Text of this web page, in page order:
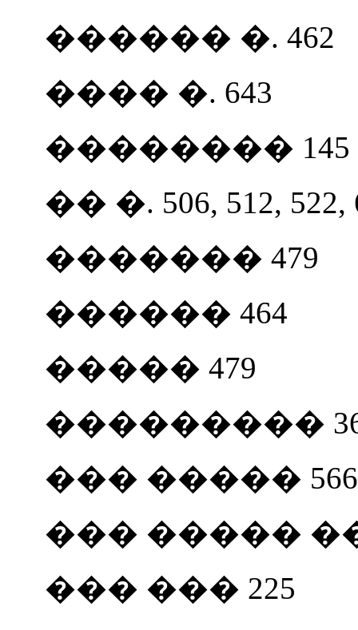
������ �. 462
���� �. 643
�������� 145
�� �. 506, 512, 522,
������� 479
������ 464
����� 479
���������
��� ����� 566
��� �����
��� ��� 225